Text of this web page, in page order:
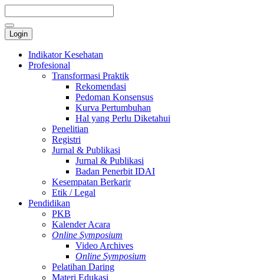
Login
Indikator Kesehatan
Profesional
Transformasi Praktik
Rekomendasi
Pedoman Konsensus
Kurva Pertumbuhan
Hal yang Perlu Diketahui
Penelitian
Registri
Jurnal & Publikasi
Jurnal & Publikasi
Badan Penerbit IDAI
Kesempatan Berkarir
Etik / Legal
Pendidikan
PKB
Kalender Acara
Online Symposium
Video Archives
Online Symposium
Pelatihan Daring
Materi Edukasi